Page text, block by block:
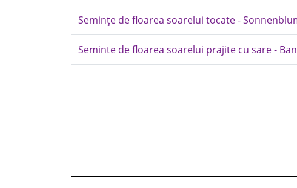
Semințe de floarea soarelui tocate -
Seminte de floarea soarelui prajite cu sare -